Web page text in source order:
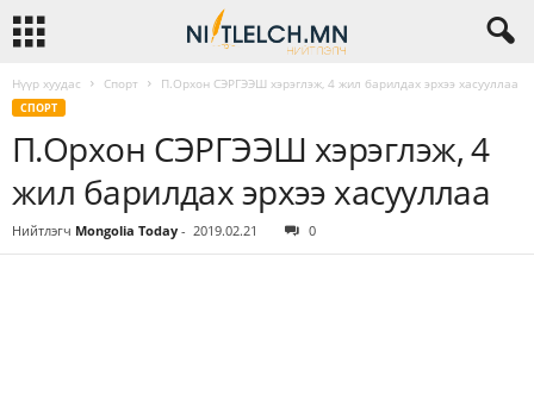
Нүүр хуудас Спорт П.Орхон СЭРГЭЭШ хэрэглэж, 4 жил барилдах эрхээ хасууллаа
СПОРТ
П.Орхон СЭРГЭЭШ хэрэглэж, 4
жил барилдах эрхээ хасууллаа
Нийтлэгч Mongolia Today - 2019.02.21 0